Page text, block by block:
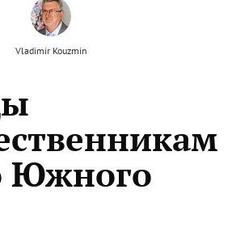
Vladimir Kouzmin
Южного